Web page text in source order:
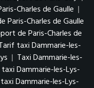
Charles de Gaulle |
Charles de Gaulle
de Paris-Charles de
taxi Dammarie-les-
| Taxi Dammarie-les-
Dammarie-les-Lys-
Dammarie-les-Lys-